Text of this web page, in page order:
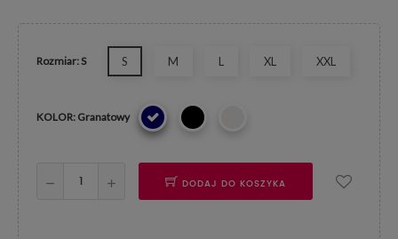
Rozmiar: S S M L XL XXL
KOLOR: Granatowy
DODAJ DO KOSZYKA